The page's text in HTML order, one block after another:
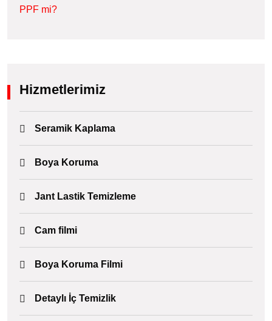
Hizmetlerimiz
Seramik Kaplama
Boya Koruma
Jant Lastik Temizleme
Cam filmi
Boya Koruma Filmi
Detaylı İç Temizlik